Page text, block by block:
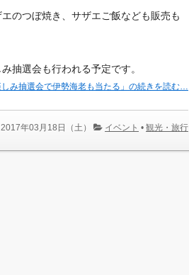
のつぼ焼き、サザエご飯なども販売も
抽選会も行われる予定です。
み抽選会で伊勢海老も当たる」の続きを読む…
2017年03月18日（土） イベント • 観光・旅行